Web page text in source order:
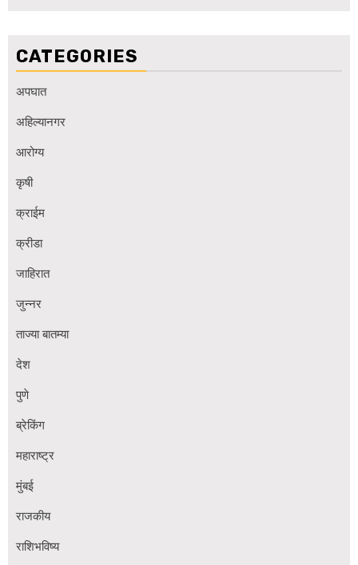
CATEGORIES
अपघात
अहिल्यानगर
आरोग्य
कृषी
क्राईम
क्रीडा
जाहिरात
जुन्नर
ताज्या बातम्या
देश
पुणे
ब्रेकिंग
महाराष्ट्र
मुंबई
राजकीय
राशिभविष्य